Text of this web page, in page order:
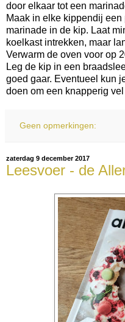
door elkaar tot een
Maak in elke kippendij
marinade in de kip. Laat
koelkast intrekken, maar
Verwarm de oven voor op
Leg de kip in een
goed gaar. Eventueel kun
doen om een knapperig
Geen opmerkingen:
zaterdag 9 december 2017
Leesvoer - de